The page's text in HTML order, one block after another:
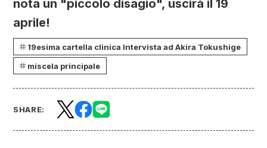
nota un "piccolo disagio", uscirà il 19
aprile!
19esima cartella clinica Intervista ad Akira Tokushige
miscela principale
SHARE: